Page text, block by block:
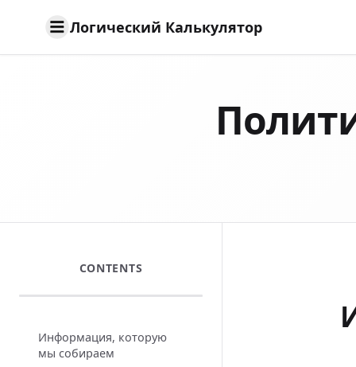
Логический Калькулятор
CONTENTS
Информация, которую
мы собираем